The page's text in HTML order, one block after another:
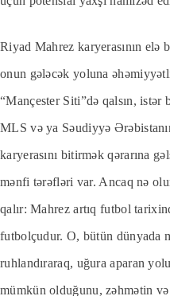
Riyad Mahrez karyerasının
onun gələcək yoluna
“Mançester Siti”də qalsın,
MLS və ya Səudiyyə
karyerasını bitirmək qərarına
mənfi tərəfləri var. Ancaq nə
qalır: Mahrez artıq futbol
futbolçudur. O, bütün dünyada
ruhlandıraraq, uğura aparan
mümkün olduğunu, zəhmətin